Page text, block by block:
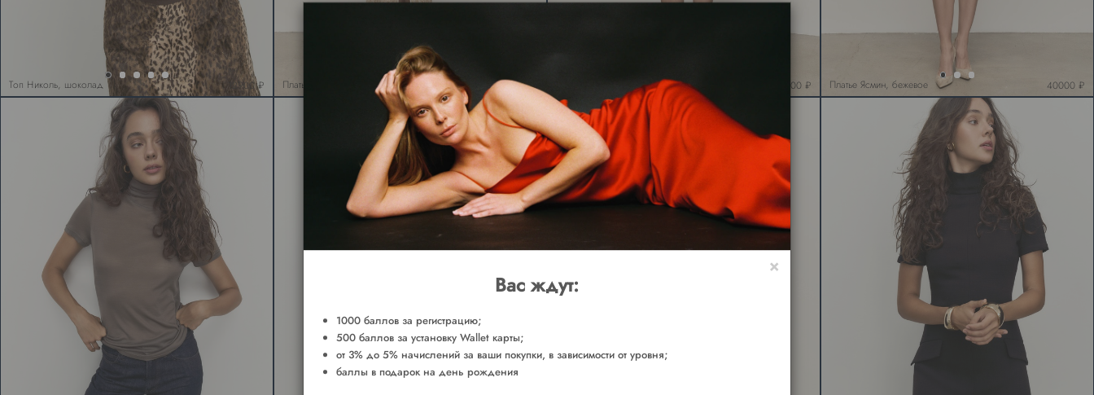
Топ Николь, шоколад 12900 ₽ Платье Лорен, бежевое 45000 ₽ Юбка Тайра, леопардовая 25000 ₽ Платье Ясмин, бежевое 40000 ₽
×
Вас ждут:
1000 баллов за регистрацию;
500 баллов за установку Wallet карты;
от 3% до 5% начислений за ваши покупки, в зависимости от уровня;
баллы в подарок на день рождения